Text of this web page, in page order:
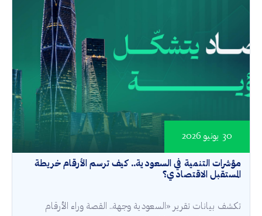
مؤشرات التنمية في السعودية.. كيف ترسم الأرقام خريطة
المستقبل الاقتصادي؟
30 يونيو 2026
تكشف بيانات تقرير «السعودية وجهة.. القصة وراء الأرقام